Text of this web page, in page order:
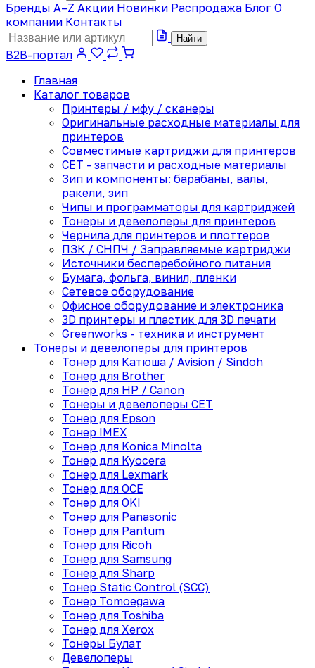
Бренды A–Z Акции Новинки Распродажа Блог О
компании Контакты
Найти
B2B-портал
Главная
Каталог товаров
Принтеры / мфу / сканеры
Оригинальные расходные материалы для
принтеров
Совместимые картриджи для принтеров
CET - запчасти и расходные материалы
Зип и компоненты: барабаны, валы,
ракели, зип
Чипы и программаторы для картриджей
Тонеры и девелоперы для принтеров
Чернила для принтеров и плоттеров
ПЗК / СНПЧ / Заправляемые картриджи
Источники бесперебойного питания
Бумага, фольга, винил, пленки
Сетевое оборудование
Офисное оборудование и электроника
3D принтеры и пластик для 3D печати
Greenworks - техника и инструмент
Тонеры и девелоперы для принтеров
Тонер для Катюша / Avision / Sindoh
Тонер для Brother
Тонер для HP / Canon
Тонеры и девелоперы CET
Тонер для Epson
Тонер IMEX
Тонер для Konica Minolta
Тонер для Kyocera
Тонер для Lexmark
Тонер для OCE
Тонер для OKI
Тонер для Panasonic
Тонер для Pantum
Тонер для Ricoh
Тонер для Samsung
Тонер для Sharp
Тонер Static Control (SCC)
Тонер Tomoegawa
Тонер для Toshiba
Тонер для Xerox
Тонеры Булат
Девелоперы